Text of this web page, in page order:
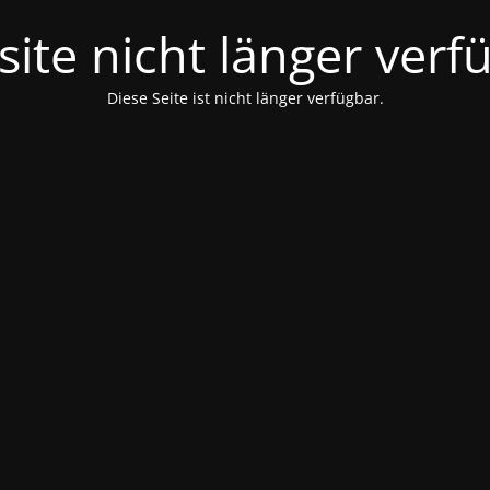
nicht länger
Diese Seite ist nicht länger verfügbar.